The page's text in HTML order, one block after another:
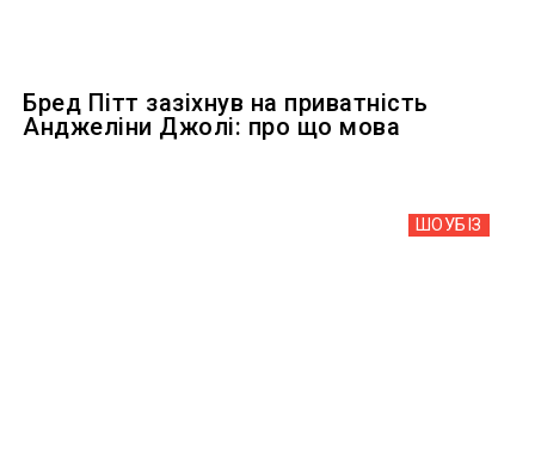
Бред Пітт зазіхнув на приватність
Анджеліни Джолі: про що мова
ШОУБIЗ